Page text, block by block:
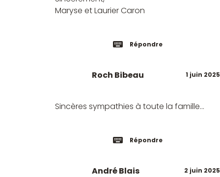
Maryse et Laurier Caron
Répondre
1 juin 2025
Roch Bibeau
Sincères sympathies à toute la famille...
Répondre
2 juin 2025
André Blais